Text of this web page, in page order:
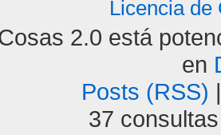
Licencia de
2.0 está
en
Posts (RSS)
37